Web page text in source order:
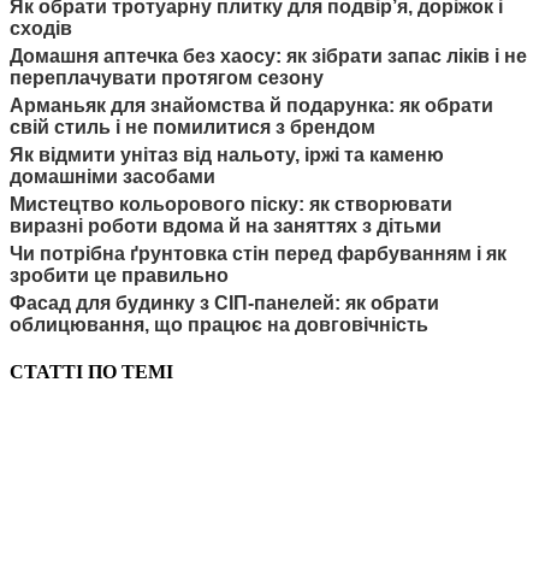
Як обрати тротуарну плитку для подвір’я, доріжок і
сходів
Домашня аптечка без хаосу: як зібрати запас ліків і не
переплачувати протягом сезону
Арманьяк для знайомства й подарунка: як обрати
свій стиль і не помилитися з брендом
Як відмити унітаз від нальоту, іржі та каменю
домашніми засобами
Мистецтво кольорового піску: як створювати
виразні роботи вдома й на заняттях з дітьми
Чи потрібна ґрунтовка стін перед фарбуванням і як
зробити це правильно
Фасад для будинку з СІП-панелей: як обрати
облицювання, що працює на довговічність
СТАТТІ ПО ТЕМІ